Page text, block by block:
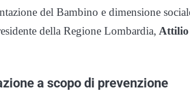
del Bambino e dimensione
della Regione Lombardia, Attilio
a scopo di prevenzione